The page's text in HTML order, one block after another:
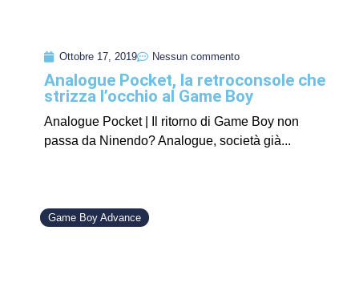
Ottobre 17, 2019 Nessun commento
Analogue Pocket, la retroconsole che
strizza l’occhio al Game Boy
Analogue Pocket | Il ritorno di Game Boy non
passa da Ninendo? Analogue, società già...
Game Boy Advance